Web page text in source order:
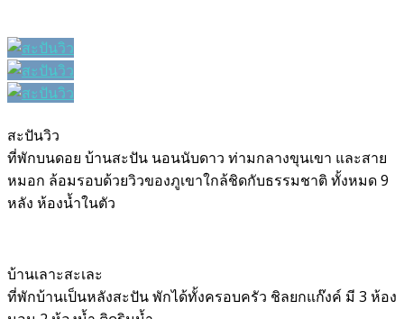
สะปันวิว
ที่พักบนดอย บ้านสะปัน นอนนับดาว ท่ามกลางขุนเขา และสาย
หมอก ล้อมรอบด้วยวิวของภูเขาใกล้ชิดกับธรรมชาติ ทั้งหมด 9
หลัง ห้องน้ำในตัว
บ้านเลาะสะเละ
ที่พักบ้านเป็นหลังสะปัน พักได้ทั้งครอบครัว ชิลยกแก๊งค์ มี 3 ห้อง